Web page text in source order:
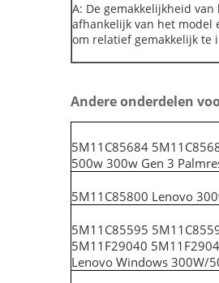
A: De gemakkelijkheid
afhankelijk van het model
om relatief gemakkelijk te
Andere onderdelen
5M11C85684
500w 300w Gen 3
5M11C85800 Lenovo
5M11C85595
5M11F29040
Lenovo Windows 300W/